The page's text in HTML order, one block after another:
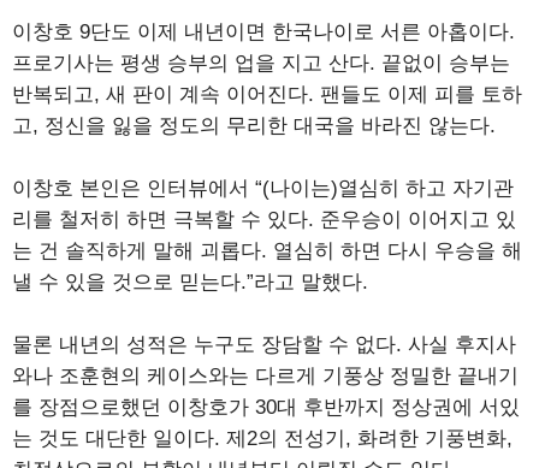
이창호 9단도 이제 내년이면 한국나이로 서른 아홉이다.
프로기사는 평생 승부의 업을 지고 산다. 끝없이 승부는
반복되고, 새 판이 계속 이어진다. 팬들도 이제 피를 토하
고, 정신을 잃을 정도의 무리한 대국을 바라진 않는다.
이창호 본인은 인터뷰에서 “(나이는)열심히 하고 자기관
리를 철저히 하면 극복할 수 있다. 준우승이 이어지고 있
는 건 솔직하게 말해 괴롭다. 열심히 하면 다시 우승을 해
낼 수 있을 것으로 믿는다.”라고 말했다.
물론 내년의 성적은 누구도 장담할 수 없다. 사실 후지사
와나 조훈현의 케이스와는 다르게 기풍상 정밀한 끝내기
를 장점으로했던 이창호가 30대 후반까지 정상권에 서있
는 것도 대단한 일이다. 제2의 전성기, 화려한 기풍변화,